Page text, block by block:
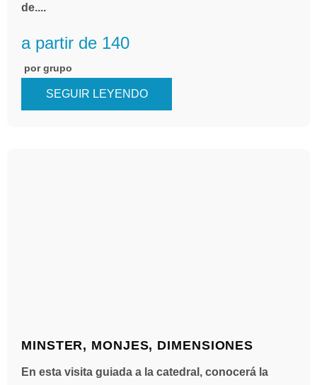
de....
a partir de 140
por grupo
SEGUIR LEYENDO
MINSTER, MONJES, DIMENSIONES
En esta visita guiada a la catedral, conocerá la